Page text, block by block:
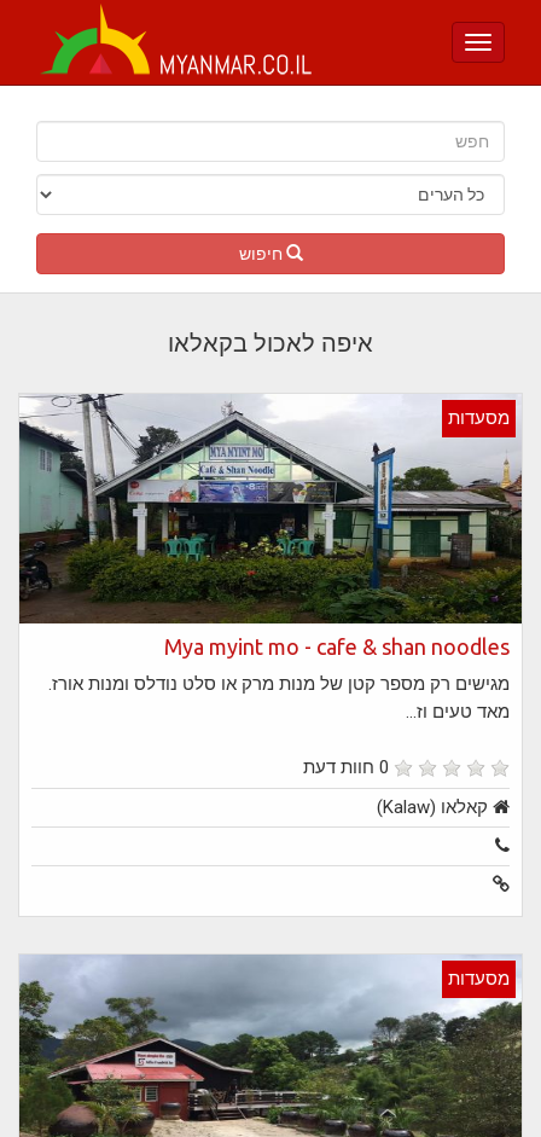
Toggle
חיפוש
איפה לאכול בקאלאו
מסעדות
Mya myint mo - cafe & shan noodles
מגישים רק מספר קטן של מנות מרק או סלט נודלס ומנות אורז.
מאד טעים וז...
קאלאו (Kalaw)
מסעדות